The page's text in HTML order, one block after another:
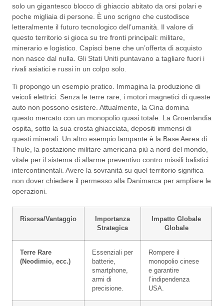
solo un gigantesco blocco di ghiaccio abitato da orsi polari e
poche migliaia di persone. È uno scrigno che custodisce
letteralmente il futuro tecnologico dell’umanità. Il valore di
questo territorio si gioca su tre fronti principali: militare,
minerario e logistico. Capisci bene che un’offerta di acquisto
non nasce dal nulla. Gli Stati Uniti puntavano a tagliare fuori i
rivali asiatici e russi in un colpo solo.
Ti propongo un esempio pratico. Immagina la produzione di
veicoli elettrici. Senza le terre rare, i motori magnetici di queste
auto non possono esistere. Attualmente, la Cina domina
questo mercato con un monopolio quasi totale. La Groenlandia
ospita, sotto la sua crosta ghiacciata, depositi immensi di
questi minerali. Un altro esempio lampante è la Base Aerea di
Thule, la postazione militare americana più a nord del mondo,
vitale per il sistema di allarme preventivo contro missili balistici
intercontinentali. Avere la sovranità su quel territorio significa
non dover chiedere il permesso alla Danimarca per ampliare le
operazioni.
Risorsa/Vantaggio
Importanza
Strategica
Impatto Globale
Globale
Terre Rare
(Neodimio, ecc.)
Essenziali per
batterie,
smartphone,
armi di
precisione.
Rompere il
monopolio cinese
e garantire
l’indipendenza
USA.